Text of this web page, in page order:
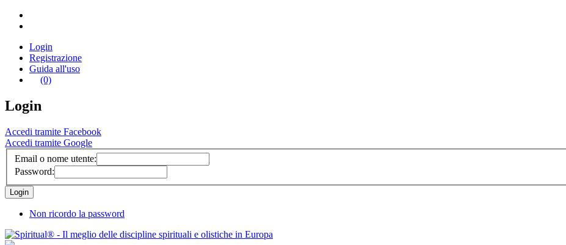
Login
Registrazione
Guida all'uso
(0)
Login
Accedi tramite Facebook
Accedi tramite Google
Email o nome utente:
Password:
Non ricordo la password